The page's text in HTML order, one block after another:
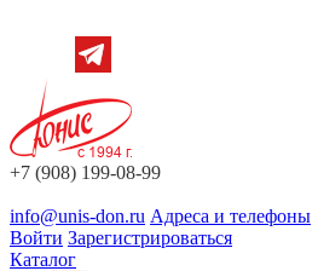
+7 (908) 199-08-99
info@unis-don.ru Адреса и телефоны
Войти Зарегистрироваться
Каталог